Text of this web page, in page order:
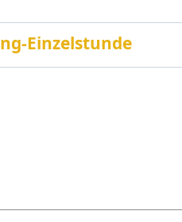
Einzelstunde